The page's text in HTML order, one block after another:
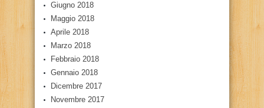
Giugno 2018
Maggio 2018
Aprile 2018
Marzo 2018
Febbraio 2018
Gennaio 2018
Dicembre 2017
Novembre 2017